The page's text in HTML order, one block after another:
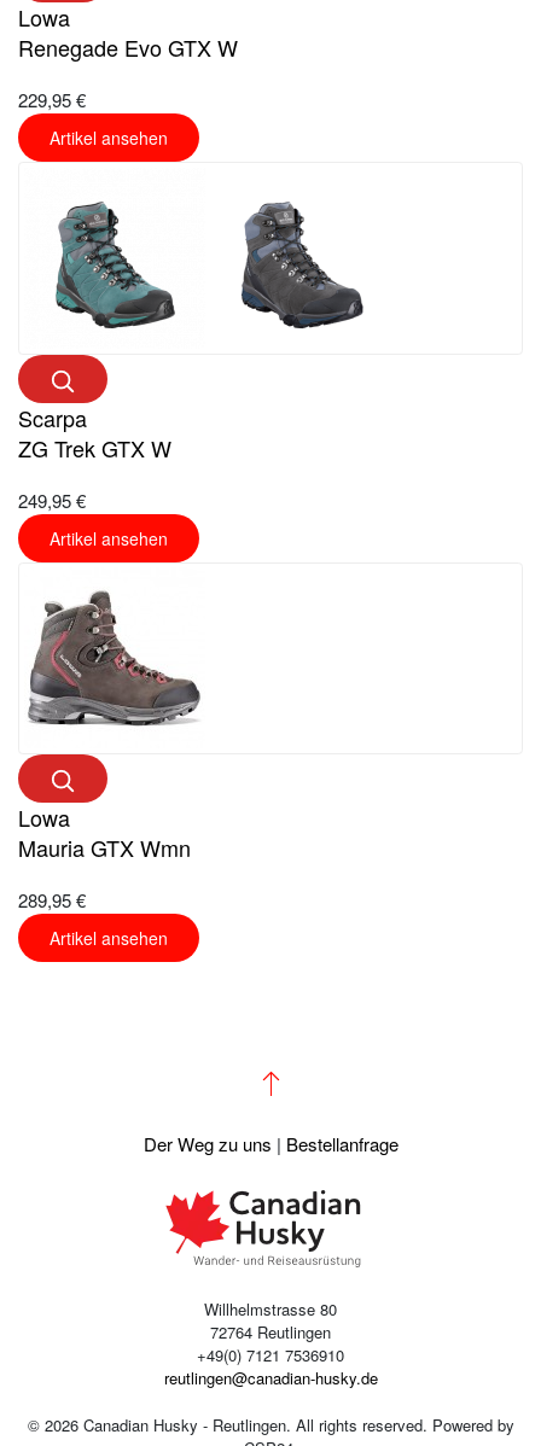
Lowa
Renegade Evo GTX W
229,95 €
Artikel ansehen
Scarpa
ZG Trek GTX W
249,95 €
Artikel ansehen
Lowa
Mauria GTX Wmn
289,95 €
Artikel ansehen
Der Weg zu uns | Bestellanfrage
Willhelmstrasse 80
72764 Reutlingen
+49(0) 7121 7536910
reutlingen@canadian-husky.de
© 2026Canadian Husky - Reutlingen. All rights reserved. Powered by